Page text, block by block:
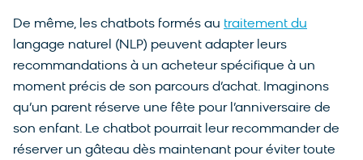
De même, les chatbots formés au traitement du
langage naturel (NLP) peuvent adapter leurs
recommandations à un acheteur spécifique à un
moment précis de son parcours d’achat. Imaginons
qu’un parent réserve une fête pour l’anniversaire de
son enfant. Le chatbot pourrait leur recommander de
réserver un gâteau dès maintenant pour éviter toute